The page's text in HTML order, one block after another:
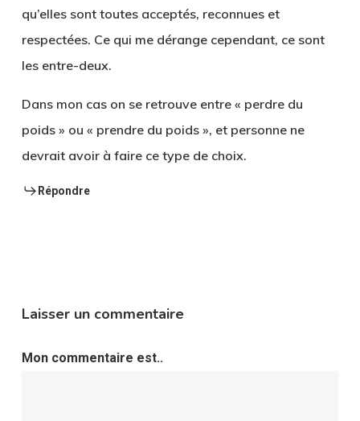
qu’elles sont toutes acceptés, reconnues et
respectées. Ce qui me dérange cependant, ce sont
les entre-deux.
Dans mon cas on se retrouve entre « perdre du
poids » ou « prendre du poids », et personne ne
devrait avoir à faire ce type de choix.
Répondre
Laisser un commentaire
Mon commentaire est..